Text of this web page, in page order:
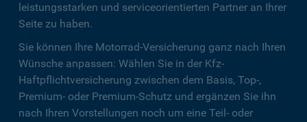
leistungsstarken und serviceorientierten Partner an Ihrer
Seite zu haben.
Sie können Ihre Motorrad-Versicherung ganz nach Ihren
Wünsche anpassen: Wählen Sie in der Kfz-
Haftpflichtversicherung zwischen dem Basis, Top-,
Premium- oder Premium-Schutz und ergänzen Sie ihn
nach Ihren Vorstellungen noch um eine Teil- oder